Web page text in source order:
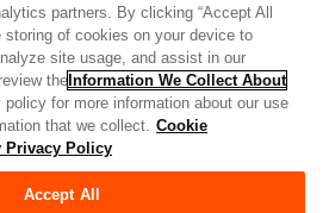
Information
Personal Information
partners. By clicking “Accept All
storing of cookies on your device to
site usage, and assist in our
the Information We Collect About
for more information about our use
that we collect. Cookie
Privacy Policy
Accept All